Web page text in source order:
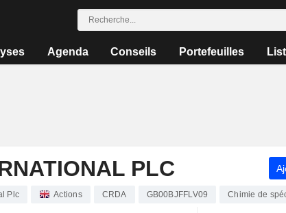
Agenda Conseils Portefeuilles
PLC
Plc Actions CRDA GB00BJFFLV09 Chimie de